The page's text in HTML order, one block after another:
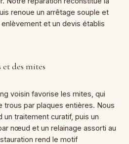
renoue un arrêtage souple et
et un devis établis
des mites
voisin favorise les mites, qui
trous par plaques entières. Nous
un traitement curatif, puis un
nœud et un relainage assorti au
rend le motif